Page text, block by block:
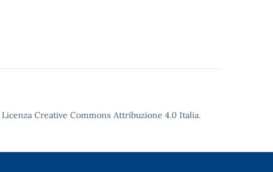
Licenza Creative Commons Attribuzione 4.0 Italia.